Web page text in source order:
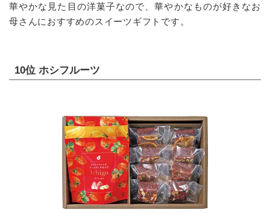
華やかな見た目の洋菓子なので、華やかなものが好きなお
母さんにおすすめのスイーツギフトです。
10位 ホシフルーツ